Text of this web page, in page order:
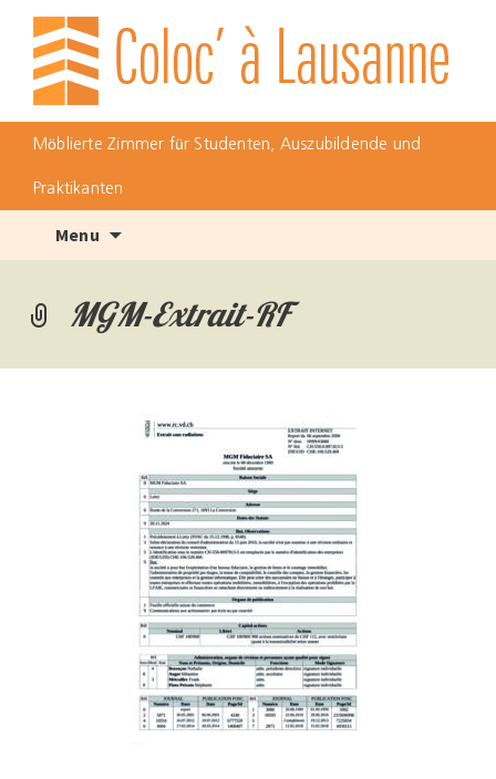
Möblierte Zimmer für Studenten, Auszubildende und
Praktikanten
Menu
MGM-Extrait-RF